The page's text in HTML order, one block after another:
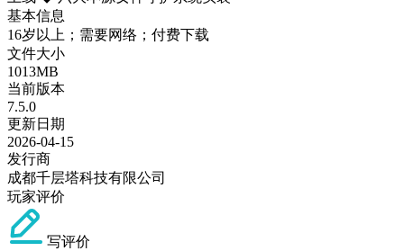
基本信息
16岁以上；需要网络；付费下载
文件大小
1013MB
当前版本
7.5.0
更新日期
2026-04-15
发行商
成都千层塔科技有限公司
玩家评价
写评价